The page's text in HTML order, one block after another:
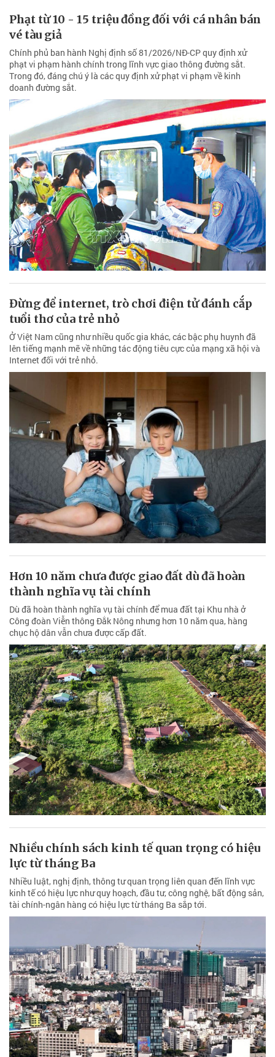
doanh đường sắt.
Đừng để internet, trò chơi điện tử đánh cắp
tuổi thơ của trẻ nhỏ
Ở Việt Nam cũng như nhiều quốc gia khác, các bậc phụ huynh đã
lên tiếng mạnh mẽ về những tác động tiêu cực của mạng xã hội và
Internet đối với trẻ nhỏ.
Hơn 10 năm chưa được giao đất dù đã hoàn
thành nghĩa vụ tài chính
Dù đã hoàn thành nghĩa vụ tài chính để mua đất tại Khu nhà ở
Công đoàn Viễn thông Đắk Nông nhưng hơn 10 năm qua, hàng
chục hộ dân vẫn chưa được cấp đất.
Nhiều chính sách kinh tế quan trọng có hiệu
lực từ tháng Ba
Nhiều luật, nghị định, thông tư quan trọng liên quan đến lĩnh vực
kinh tế có hiệu lực như quy hoạch, đầu tư, công nghệ, bất động sản,
tài chính-ngân hàng có hiệu lực từ tháng Ba sắp tới.
Tuyến đường mong chờ được nâng cấp